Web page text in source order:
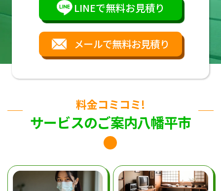
LINEで無料お見積り
メールで無料お見積り
料金コミコミ!
サービスのご案内八幡平市